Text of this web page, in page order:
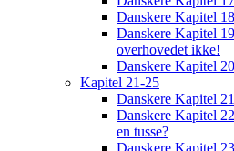
Danskere Kapitel
Danskere Kapitel
overhovedet ikke!
Danskere Kapitel
Kapitel 21-25
Danskere Kapitel
Danskere Kapitel
en tusse?
Danskere Kapitel